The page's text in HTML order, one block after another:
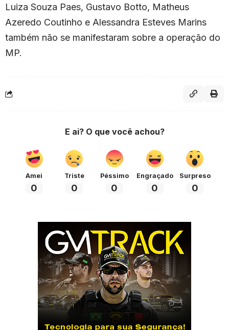
Luiza Souza Paes, Gustavo Botto, Matheus
Azeredo Coutinho e Alessandra Esteves Marins
também não se manifestaram sobre a operação do
MP.
E ai? O que você achou?
Amei
0
Triste
0
Péssimo
0
Engraçado
0
Surpreso
0